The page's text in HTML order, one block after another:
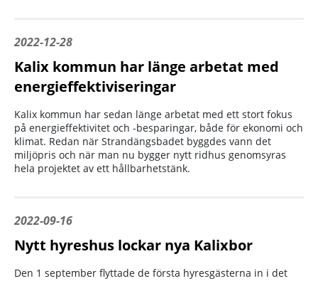
2022-12-28
Kalix kommun har länge arbetat med
energieffektiviseringar
Kalix kommun har sedan länge arbetat med ett stort fokus
på energieffektivitet och -besparingar, både för ekonomi och
klimat. Redan när Strandängsbadet byggdes vann det
miljöpris och när man nu bygger nytt ridhus genomsyras
hela projektet av ett hållbarhetstänk.
2022-09-16
Nytt hyreshus lockar nya Kalixbor
Den 1 september flyttade de första hyresgästerna in i det